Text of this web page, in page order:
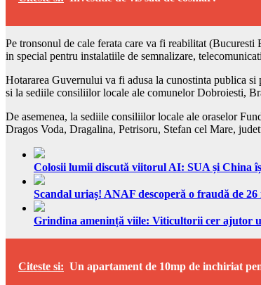
Pe tronsonul de cale ferata care va fi reabilitat
in special pentru instalatiile de semnalizare,
Hotararea Guvernului va fi adusa la cunostinta publica
si la sediile consiliilor locale ale comunelor Dobroiesti,
De asemenea, la sediile consiliilor locale ale oraselor
Dragos Voda, Dragalina, Petrisoru, Stefan cel Mare,
Colosii lumii discută viitorul AI: SUA și China
Scandal uriaș! ANAF descoperă o fraudă de
Grindina amenință viile: Viticultorii cer ajutor
Citeste si: Un apartament de 10mp de inchiriat